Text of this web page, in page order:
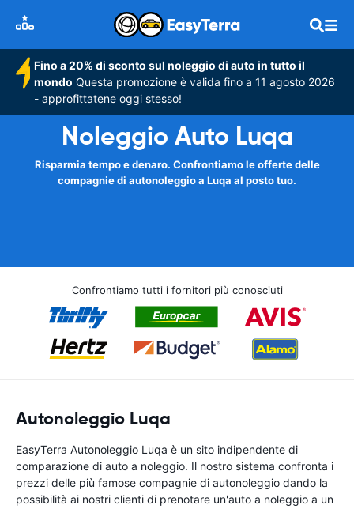
Fino a 20% di sconto sul noleggio di auto in tutto il
mondo Questa promozione è valida fino a 11 agosto 2026
- approfittatene oggi stesso!
Noleggio Auto Luqa
Risparmia tempo e denaro. Confrontiamo le offerte delle
compagnie di autonoleggio a Luqa al posto tuo.
Confrontiamo tutti i fornitori più conosciuti
Autonoleggio Luqa
EasyTerra Autonoleggio Luqa è un sito indipendente di
comparazione di auto a noleggio. Il nostro sistema confronta i
prezzi delle più famose compagnie di autonoleggio dando la
possibilità ai nostri clienti di prenotare un'auto a noleggio a un